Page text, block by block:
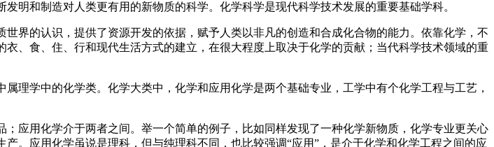
明和制造对人类更有用的新物质的科学。化学科学是现代科学技术发展的重要基础学科。
界的认识，提供了资源开发的依据，赋予人类以非凡的创造和合成化合物的能力。依靠化学，不
、食、住、行和现代生活方式的建立，在很大程度上取决于化学的贡献；当代科学技术领域的重
理学中的化学类。化学大类中，化学和应用化学是两个基础专业，工学中有个化学工程与工艺，
应用化学介于两者之间。举一个简单的例子，比如同样发现了一种化学新物质，化学专业更关心
。应用化学虽说是理科，但与纯理科不同，也比较强调“应用”，是介于化学和化学工程之间的应